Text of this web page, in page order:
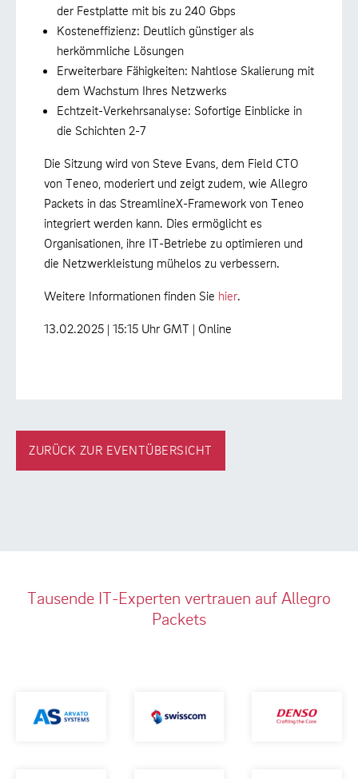
der Festplatte mit bis zu 240 Gbps
Kosteneffizienz: Deutlich günstiger als
herkömmliche Lösungen
Erweiterbare Fähigkeiten: Nahtlose Skalierung mit
dem Wachstum Ihres Netzwerks
Echtzeit-Verkehrsanalyse: Sofortige Einblicke in
die Schichten 2-7
Die Sitzung wird von Steve Evans, dem Field CTO
von Teneo, moderiert und zeigt zudem, wie Allegro
Packets in das StreamlineX-Framework von Teneo
integriert werden kann. Dies ermöglicht es
Organisationen, ihre IT-Betriebe zu optimieren und
die Netzwerkleistung mühelos zu verbessern.
Weitere Informationen finden Sie hier.
13.02.2025 | 15:15 Uhr GMT | Online
ZURÜCK ZUR EVENTÜBERSICHT
Tausende IT-Experten vertrauen auf Allegro
Packets